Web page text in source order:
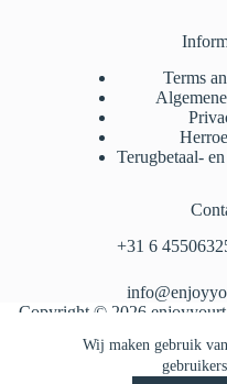
Wij maken gebruik
Terms
Terugbetaal-
‪+31 6
Copyright © 2026